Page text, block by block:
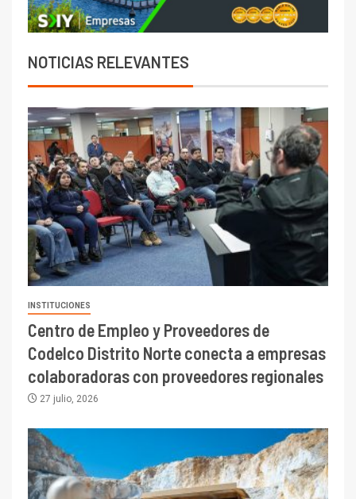
NOTICIAS RELEVANTES
INSTITUCIONES
Centro de Empleo y Proveedores de
Codelco Distrito Norte conecta a empresas
colaboradoras con proveedores regionales
27 julio, 2026